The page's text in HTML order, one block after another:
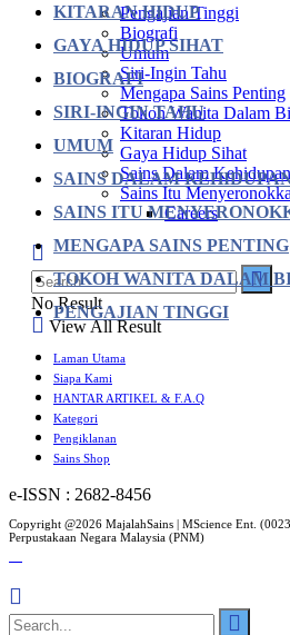
Pengajian Tinggi
Biografi
Umum
Siri-Ingin Tahu
Mengapa Sains Penting
Tokoh Wanita Dalam
Kitaran Hidup
Gaya Hidup Sihat
Sains Dalam Kehidupan
Sains Itu
Careers
No Result
View All Result
KITARAN HIDUP
GAYA HIDUP SIHAT
BIOGRAFI
SIRI-INGIN TAHU
UMUM
SAINS DALAM
SAINS ITU
MENGAPA SAINS PENTING
TOKOH WANITA DALAM
PENGAJIAN TINGGI
Laman Utama
Siapa Kami
HANTAR ARTIKEL & F.A.Q
Kategori
Pengiklanan
Sains Shop
e-ISSN : 2682-8456
Copyright @2026 MajalahSains | MScience Ent.
Perpustakaan Negara Malaysia (PNM)